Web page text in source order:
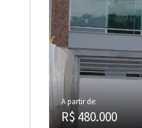
A partir de:
R$ 480.000